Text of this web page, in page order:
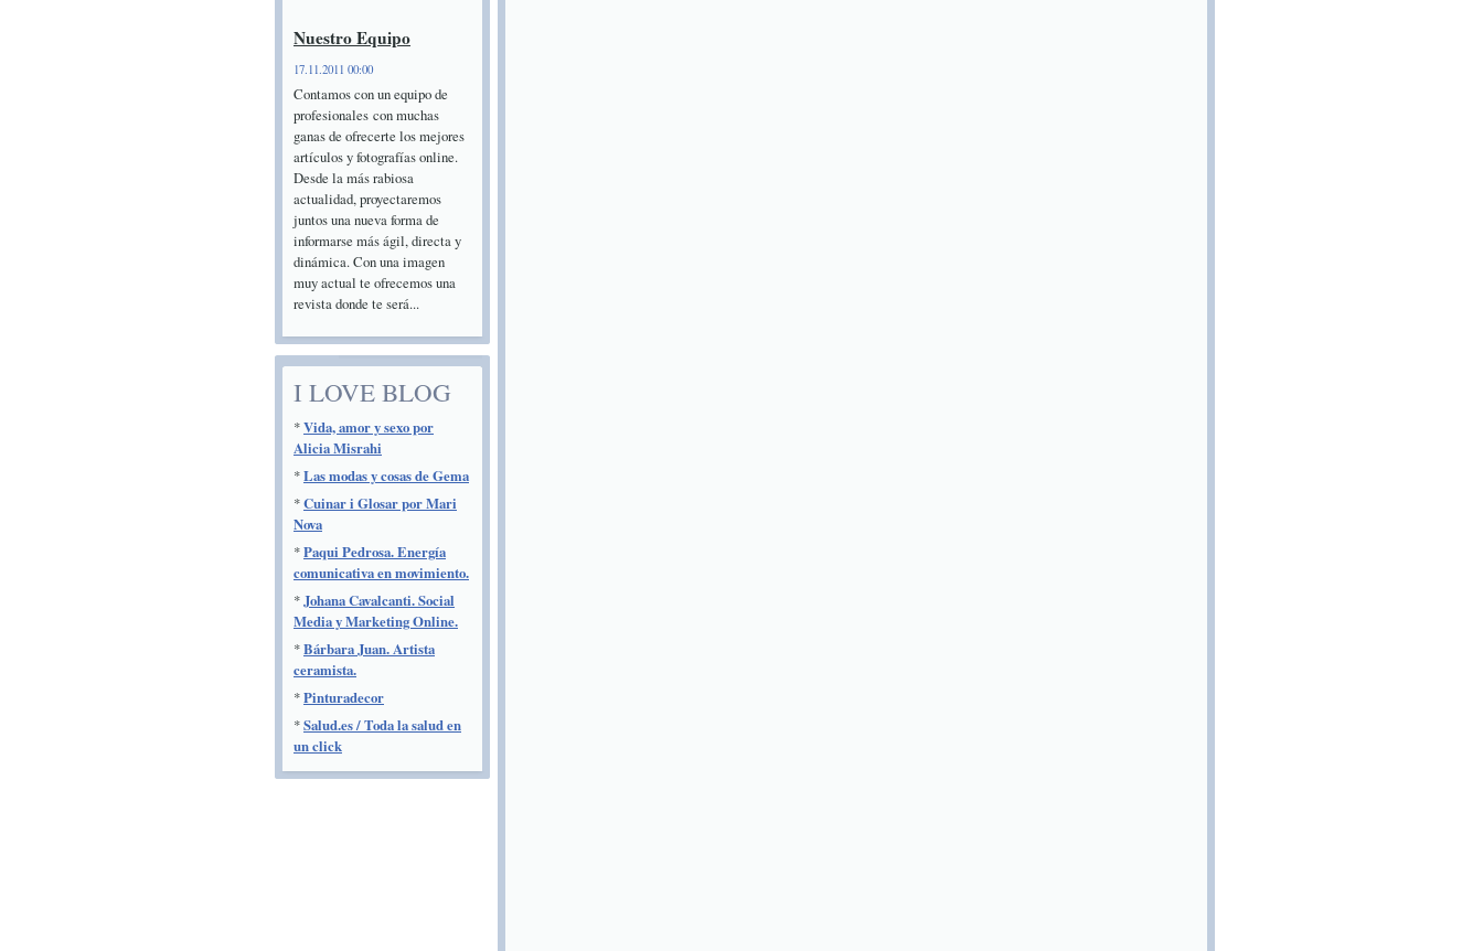
Nuestro Equipo
17.11.2011 00:00
Contamos con un equipo de
profesionales con muchas
ganas de ofrecerte los mejores
artículos y fotografías online.
Desde la más rabiosa
actualidad, proyectaremos
juntos una nueva forma de
informarse más ágil, directa y
dinámica. Con una imagen
muy actual te ofrecemos una
revista donde te será...
I LOVE BLOG
*Vida, amor y sexo por
Alicia Misrahi
*Las modas y cosas de Gema
*Cuinar i Glosar por Mari
Nova
*Paqui Pedrosa. Energía
comunicativa en movimiento.
*Johana Cavalcanti. Social
Media y Marketing Online.
*Bárbara Juan. Artista
ceramista.
*Pinturadecor
*Salud.es / Toda la salud en
un click